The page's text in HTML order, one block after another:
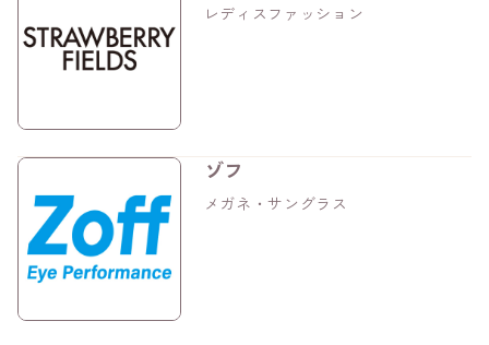
レディスファッション
ゾフ
メガネ・サングラス